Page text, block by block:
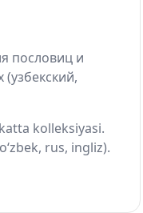
пословиц и
(узбекский,
kolleksiyasi.
rus, ingliz).